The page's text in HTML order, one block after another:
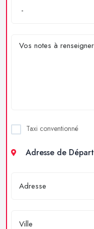
Taxi conventionné
Adresse de Départ